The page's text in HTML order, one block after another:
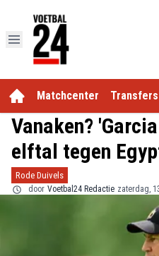
Matchcenter Transfers
Vanaken?
elftal tegen
Rode Duivels
door Voetbal24 Redactie zaterdag,